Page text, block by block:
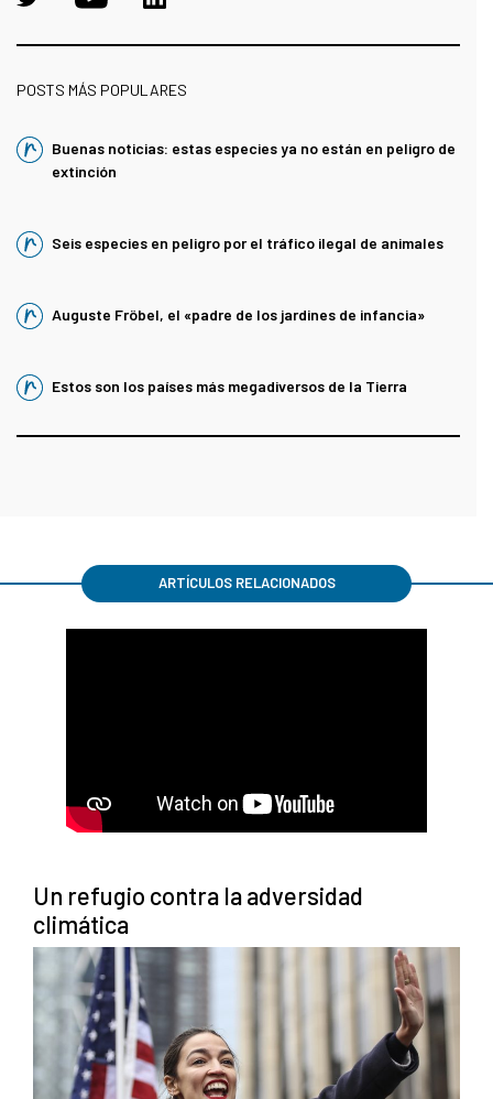
POSTS MÁS POPULARES
Buenas noticias: estas especies ya no están en peligro de
extinción
Seis especies en peligro por el tráfico ilegal de animales
Auguste Fröbel, el «padre de los jardines de infancia»
Estos son los países más megadiversos de la Tierra
ARTÍCULOS RELACIONADOS
Un refugio contra la adversidad
climática